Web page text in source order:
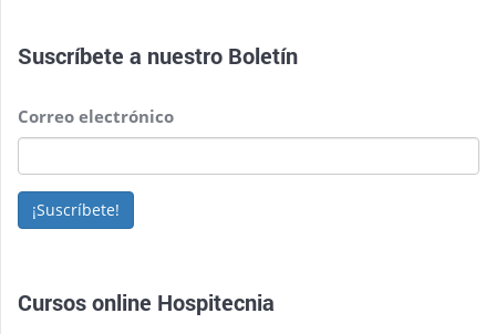
Suscríbete a nuestro Boletín
Correo electrónico
¡Suscríbete!
Cursos online Hospitecnia